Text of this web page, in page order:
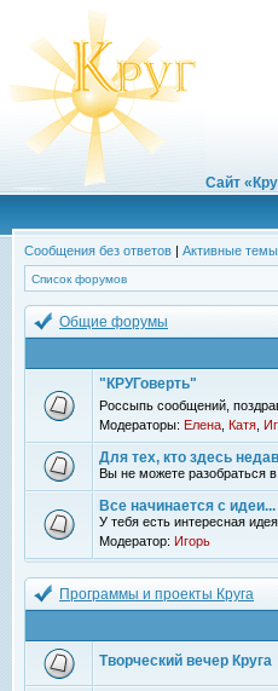
Сайт
Сообщения без ответов | Активные темы
Список форумов
Общие форумы
"КРУГоверть"
Россыпь сообщений,
Модераторы: Елена Катя
Для тех, кто здесь
Вы не можете разобраться
Все начинается с идеи...
У тебя есть интересная
Модератор: Игорь
Программы и проекты Круга
Творческий вечер Круга